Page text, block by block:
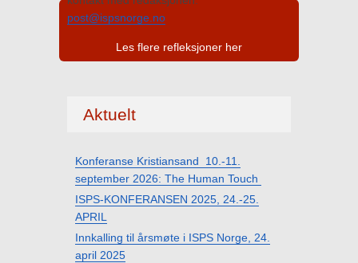
post@ispsnorge.no
Les flere refleksjoner her
Aktuelt
Konferanse Kristiansand 10.-11.
september 2026: The Human Touch
ISPS-KONFERANSEN 2025, 24.-25.
APRIL
Innkalling til årsmøte i ISPS Norge, 24.
april 2025